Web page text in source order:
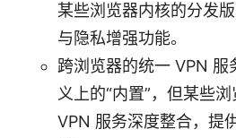
某些浏览器内核的分发
与隐私增强功能。
跨浏览器的统一 VPN 服
义上的“内置”，但某些
VPN 服务深度整合，提